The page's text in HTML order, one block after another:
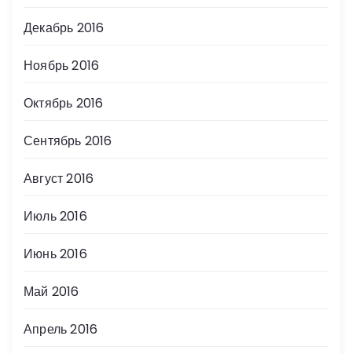
Декабрь 2016
Ноябрь 2016
Октябрь 2016
Сентябрь 2016
Август 2016
Июль 2016
Июнь 2016
Май 2016
Апрель 2016